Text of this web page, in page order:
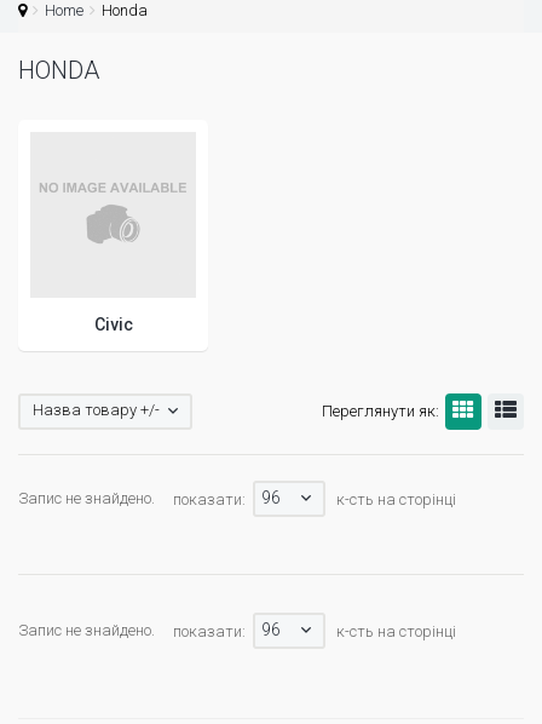
Home Honda
HONDA
Civic
Переглянути як:
Назва товару +/-
Запис не знайдено. показати: 96 к-сть на сторінці
Запис не знайдено. показати: 96 к-сть на сторінці